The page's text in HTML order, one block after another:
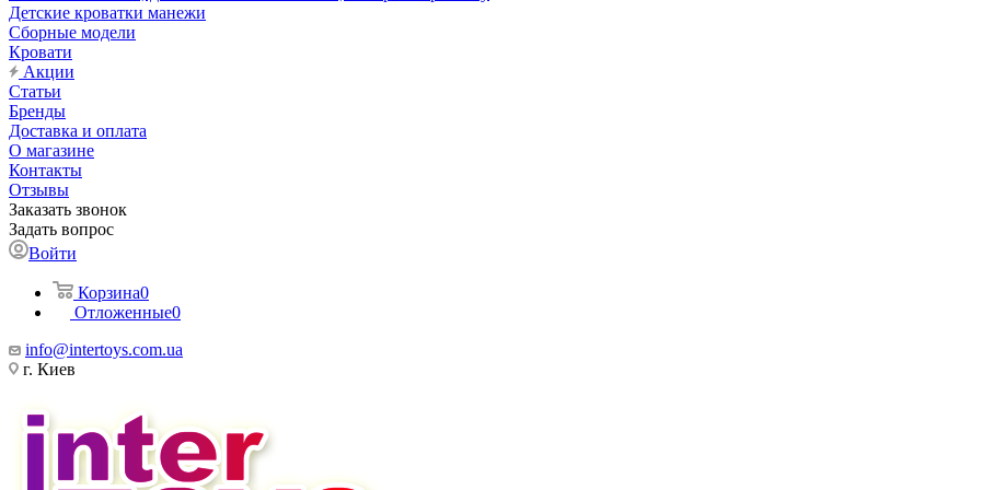
Детские кроватки манежи
Сборные модели
Кровати
Акции
Статьи
Бренды
Доставка и оплата
О магазине
Контакты
Отзывы
Заказать звонок
Задать вопрос
Войти
Корзина0
Отложенные0
info@intertoys.com.ua
г. Киев